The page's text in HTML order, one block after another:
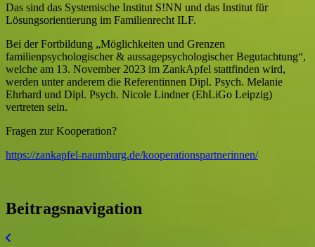
Das sind das Systemische Institut S!NN und das Institut für
Lösungsorientierung im Familienrecht ILF.
Bei der Fortbildung „Möglichkeiten und Grenzen
familienpsychologischer & aussagepsychologischer Begutachtung“,
welche am 13. November 2023 im ZankApfel stattfinden wird,
werden unter anderem die Referentinnen Dipl. Psych. Melanie
Ehrhard und Dipl. Psych. Nicole Lindner (EhLiGo Leipzig)
vertreten sein.
Fragen zur Kooperation?
https://zankapfel-naumburg.de/kooperationspartnerinnen/
Beitragsnavigation